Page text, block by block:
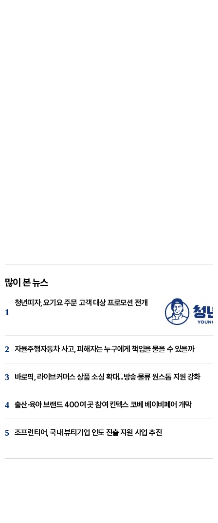
많이 본 뉴스
1
청년피자, 요기요 주문 고객 대상 프로모션 전개
2 자율주행자동차 사고, 피해자는 누구에게 책임을 물을 수 있을까
3 바로픽, 라이브커머스 상품 소싱 확대...방송·물류 원스톱 지원 강화
4 출산·육아 브랜드 400여 곳 참여 킨텍스 코베 베이비페어 개막
5 조프런티어, 국내 뷰티기업 인도 진출 지원 사업 추진